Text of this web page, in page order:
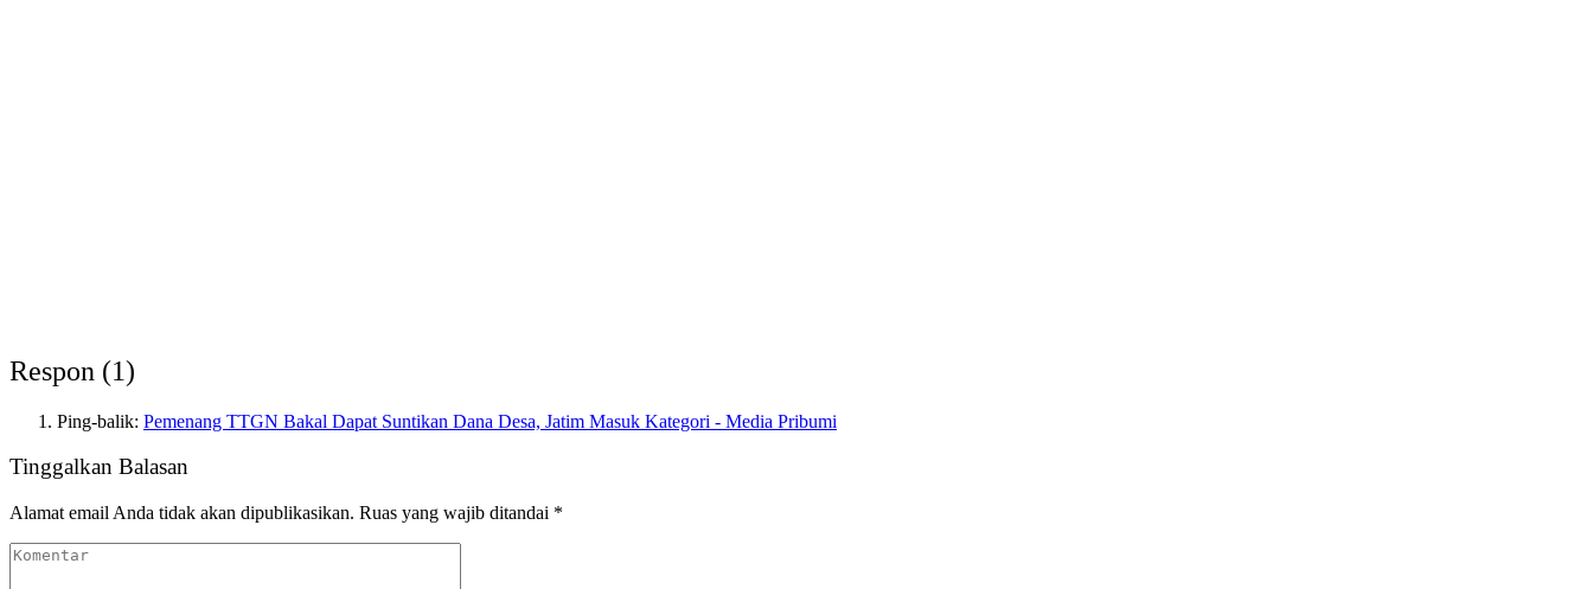
Respon (1)
Ping-balik: Pemenang TTGN Bakal Dapat Suntikan Dana Desa, Jatim Masuk Kategori - Media Pribumi
Tinggalkan Balasan
Alamat email Anda tidak akan dipublikasikan. Ruas yang wajib ditandai *